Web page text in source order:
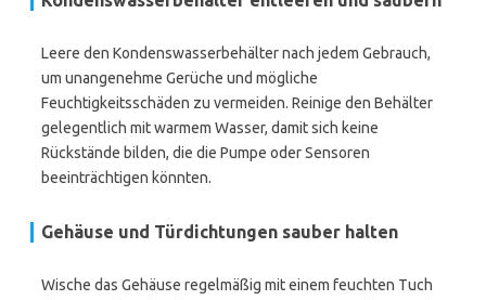
Leere den Kondenswasserbehälter nach jedem Gebrauch,
um unangenehme Gerüche und mögliche
Feuchtigkeitsschäden zu vermeiden. Reinige den Behälter
gelegentlich mit warmem Wasser, damit sich keine
Rückstände bilden, die die Pumpe oder Sensoren
beeinträchtigen könnten.
Gehäuse und Türdichtungen sauber halten
Wische das Gehäuse regelmäßig mit einem feuchten Tuch